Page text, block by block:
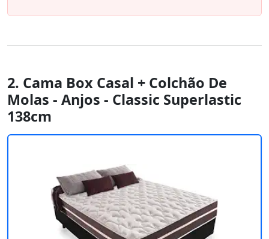
2. Cama Box Casal + Colchão De
Molas - Anjos - Classic Superlastic
138cm